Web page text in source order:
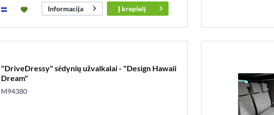
Informacija
Į krepšelį
"DriveDressy" sėdynių užvalkalai - "Design Hawaii
Dream"
M94380